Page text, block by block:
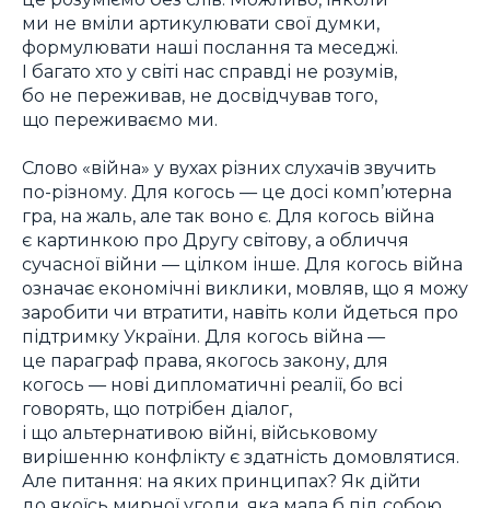
ми не вміли артикулювати свої думки,
формулювати наші послання та меседжі.
І багато хто у світі нас справді не розумів,
бо не переживав, не досвідчував того,
що переживаємо ми.
Слово «війна» у вухах різних слухачів звучить
по-різному. Для когось — це досі комп’ютерна
гра, на жаль, але так воно є. Для когось війна
є картинкою про Другу світову, а обличчя
сучасної війни — цілком інше. Для когось війна
означає економічні виклики, мовляв, що я можу
заробити чи втратити, навіть коли йдеться про
підтримку України. Для когось війна —
це параграф права, якогось закону, для
когось — нові дипломатичні реалії, бо всі
говорять, що потрібен діалог,
і що альтернативою війні, військовому
вирішенню конфлікту є здатність домовлятися.
Але питання: на яких принципах? Як дійти